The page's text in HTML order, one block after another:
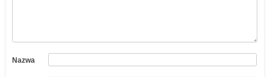
Nazwa